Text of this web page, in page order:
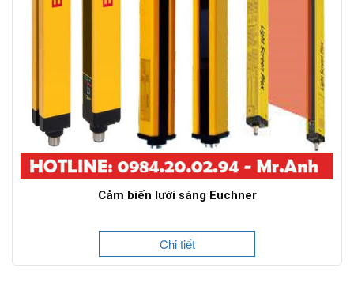
Cảm biến lưới sáng Euchner
Chi tiết